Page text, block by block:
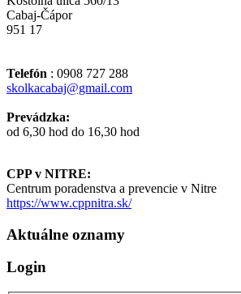
Cabaj-Čápor
951 17
Telefón : 0908 727 288
skolkacabaj@gmail.com
Prevádzka:
od 6,30 hod do 16,30 hod
CPP v NITRE:
Centrum poradenstva a prevencie v Nitre
https://www.cppnitra.sk/
Aktuálne oznamy
Login